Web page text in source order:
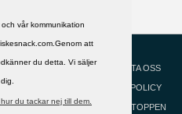
vår kommunikation
att
du detta. Vi säljer
du tackar nej till dem.
HJÄLP
KONTAKTA OSS
COOKIEPOLICY
GÅ TILL TOPPEN